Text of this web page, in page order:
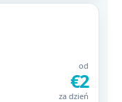
od
€2
za dzień